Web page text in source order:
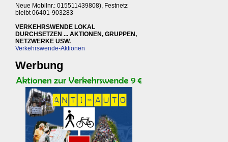
Neue Mobilnr.: 015511439808), Festnetz
bleibt 06401-903283
VERKEHRSWENDE LOKAL
DURCHSETZEN ... AKTIONEN, GRUPPEN,
NETZWERKE USW.
Verkehrswende-Aktionen
Werbung